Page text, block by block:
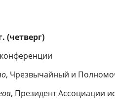
(четверг)
, Чрезвычайный и
, Президент Ассоциации